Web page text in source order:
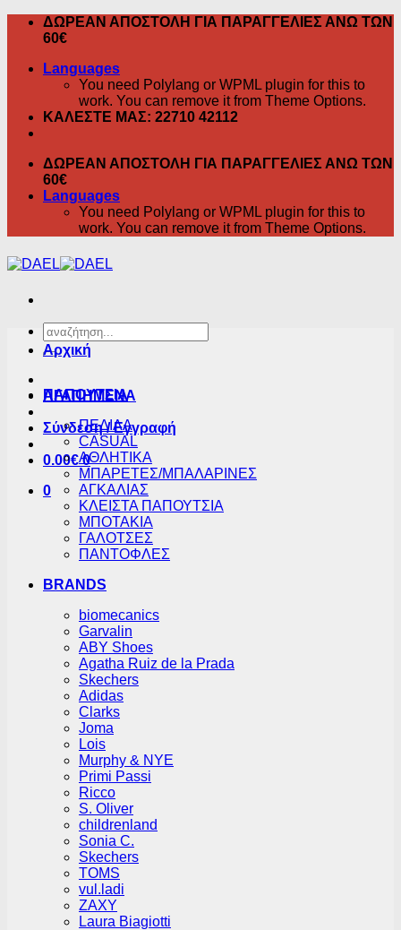
Skip
ΔΩΡΕΑΝ ΑΠΟΣΤΟΛΗ ΓΙΑ ΠΑΡΑΓΓΕΛΙΕΣ ΑΝΩ ΤΩΝ
60€
Languages
You need Polylang or WPML plugin for this to
work. You can remove it from Theme Options.
ΚΑΛΕΣΤΕ ΜΑΣ: 22710 42112
ΔΩΡΕΑΝ ΑΠΟΣΤΟΛΗ ΓΙΑ ΠΑΡΑΓΓΕΛΙΕΣ ΑΝΩ ΤΩΝ
60€
Languages
You need Polylang or WPML plugin for this to
work. You can remove it from Theme Options.
Αναζήτηση
για:
ΑΓΑΠΗΜΕΝΑ
Σύνδεση / Εγγραφή
0.00€ 0
0
Αρχική
ΠΑΠΟΥΤΣΙΑ
ΠΕΔΙΛΑ
CASUAL
ΑΘΛΗΤΙΚΑ
ΜΠΑΡΕΤΕΣ/ΜΠΑΛΑΡΙΝΕΣ
ΑΓΚΑΛΙΑΣ
ΚΛΕΙΣΤΑ ΠΑΠΟΥΤΣΙΑ
ΜΠΟΤΑΚΙΑ
ΓΑΛΟΤΣΕΣ
ΠΑΝΤΟΦΛΕΣ
BRANDS
biomecanics
Garvalin
ABY Shoes
Agatha Ruiz de la Prada
Skechers
Adidas
Clarks
Joma
Lois
Murphy & NYE
Primi Passi
Ricco
S. Oliver
childrenland
Sonia C.
Skechers
TOMS
vul.ladi
ZAXY
Laura Biagiotti